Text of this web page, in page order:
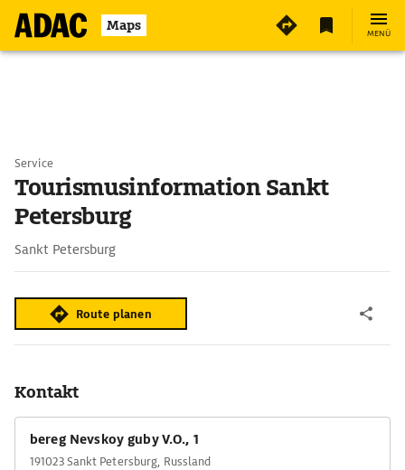
Maps MENÜ
Service
Tourismusinformation Sankt
Petersburg
Sankt Petersburg
Route planen
Kontakt
bereg Nevskoy guby V.O., 1
191023 Sankt Petersburg, Russland